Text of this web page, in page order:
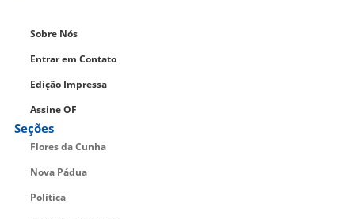
Sobre Nós
Entrar em Contato
Edição Impressa
Assine OF
Seções
Flores da Cunha
Nova Pádua
Política